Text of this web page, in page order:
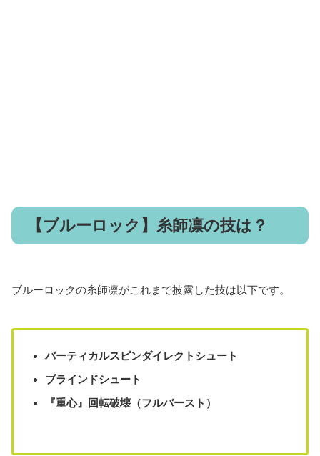
【ブルーロック】糸師凛の技は？
ブルーロックの糸師凛がこれまで披露した技は以下です。
バーティカルスピンダイレクトシュート
ブラインドシュート
『重心』回転破壊（フルバースト）